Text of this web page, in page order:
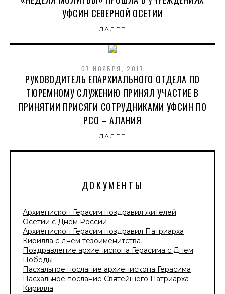
ДОКУМЕНТЫ
Архиепископ Герасим поздравил жителей
Осетии с Днем России
Архиепископ Герасим поздравил Патриарха
Кирилла с днем тезоименитства
Поздравление архиепископа Герасима с Днем
Победы
Пасхальное послание архиепископа Герасима
Пасхальное послание Святейшего Патриарха
Кирилла
УФСИН СЕВЕРНОЙ ОСЕТИИ
ДАЛЕЕ
07 НОЯБРЯ, 2017
РУКОВОДИТЕЛЬ ЕПАРХИАЛЬНОГО ОТДЕЛА ПО
ТЮРЕМНОМУ СЛУЖЕНИЮ ПРИНЯЛ УЧАСТИЕ В
ПРИНЯТИИ ПРИСЯГИ СОТРУДНИКАМИ УФСИН ПО
РСО – АЛАНИЯ
ДАЛЕЕ